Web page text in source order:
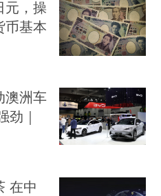
元，操
币基本
澳洲车
劲｜
在中